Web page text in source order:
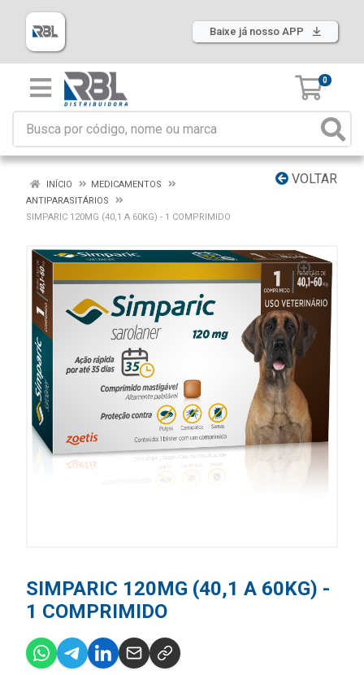
Baixe já nosso APP
0
VOLTAR
INÍCIO
MEDICAMENTOS
ANTIPARASITÁRIOS
SIMPARIC 120MG (40,1 A 60KG) - 1 COMPRIMIDO
SIMPARIC 120MG (40,1 A 60KG) -
1 COMPRIMIDO